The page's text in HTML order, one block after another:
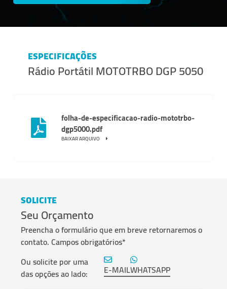
ESPECIFICAÇÕES
Rádio Portátil MOTOTRBO DGP 5050
folha-de-especificacao-radio-mototrbo-
dgp5000.pdf
BAIXAR ARQUIVO
SOLICITE
Seu Orçamento
Preencha o formulário que em breve retornaremos o
contato. Campos obrigatórios*
Ou solicite por uma
das opções ao lado:
E-MAILWHATSAPP